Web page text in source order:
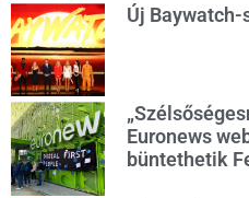
Új Baywatch-
Euronews
büntethetik